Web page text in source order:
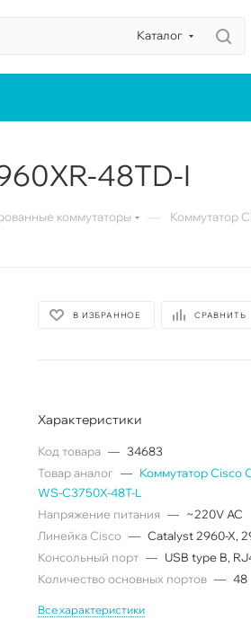
Каталог
48TD-I
коммутаторы Коммутатор
В ИЗБРАННОЕ СРАВНИТЬ
Характеристики
Код товара — 34683
Товар аналог — Коммутатор Cisco
WS-C3750X-48T-L
Напряжение питания — ~220V AC
Линейка Cisco — Catalyst 2960-X,
Консольный порт — USB type B,
Количество основных портов — 48
Все характеристики